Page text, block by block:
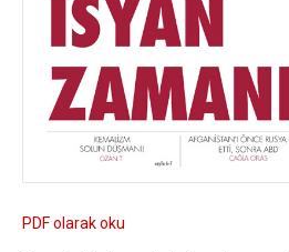
PDF olarak oku